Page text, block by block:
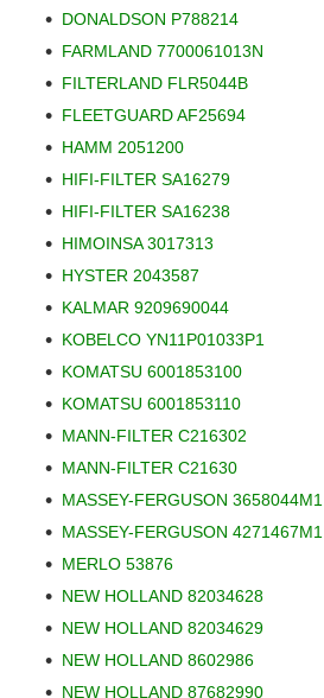
DONALDSON P788214
FARMLAND 7700061013N
FILTERLAND FLR5044B
FLEETGUARD AF25694
HAMM 2051200
HIFI-FILTER SA16279
HIFI-FILTER SA16238
HIMOINSA 3017313
HYSTER 2043587
KALMAR 9209690044
KOBELCO YN11P01033P1
KOMATSU 6001853100
KOMATSU 6001853110
MANN-FILTER C216302
MANN-FILTER C21630
MASSEY-FERGUSON 3658044M1
MASSEY-FERGUSON 4271467M1
MERLO 53876
NEW HOLLAND 82034628
NEW HOLLAND 82034629
NEW HOLLAND 8602986
NEW HOLLAND 87682990